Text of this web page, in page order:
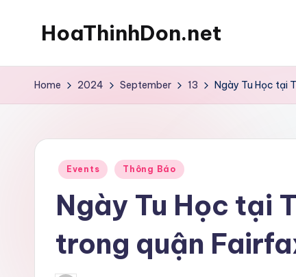
HoaThinhDon.net
Events
D.C.
Metropolitan
Home 2024 September 13 Ngày Tu Học tại
Posted
Events Thông Báo
Ngày Tu Học tại
trong quận